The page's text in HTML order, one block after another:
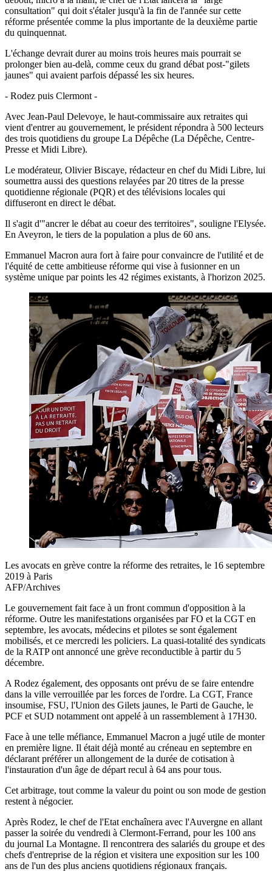
consultation" qui doit s'étaler jusqu'à la fin de l'année sur cette
réforme présentée comme la plus importante de la deuxième partie
du quinquennat.
L'échange devrait durer au moins trois heures mais pourrait se
prolonger bien au-delà, comme ceux du grand débat post-"gilets
jaunes" qui avaient parfois dépassé les six heures.
- Rodez puis Clermont -
Avec Jean-Paul Delevoye, le haut-commissaire aux retraites qui
vient d'entrer au gouvernement, le président répondra à 500 lecteurs
des trois quotidiens du groupe La Dépêche (La Dépêche, Centre-
Presse et Midi Libre).
Le modérateur, Olivier Biscaye, rédacteur en chef du Midi Libre, lui
soumettra aussi des questions relayées par 20 titres de la presse
quotidienne régionale (PQR) et des télévisions locales qui
diffuseront en direct le débat.
Il s'agit d'"ancrer le débat au coeur des territoires", souligne l'Elysée.
En Aveyron, le tiers de la population a plus de 60 ans.
Emmanuel Macron aura fort à faire pour convaincre de l'utilité et de
l'équité de cette ambitieuse réforme qui vise à fusionner en un
système unique par points les 42 régimes existants, à l'horizon 2025.
Les avocats en grève contre la réforme des retraites, le 16 septembre
2019 à Paris
AFP/Archives
Le gouvernement fait face à un front commun d'opposition à la
réforme. Outre les manifestations organisées par FO et la CGT en
septembre, les avocats, médecins et pilotes se sont également
mobilisés, et ce mercredi les policiers. La quasi-totalité des syndicats
de la RATP ont annoncé une grève reconductible à partir du 5
décembre.
A Rodez également, des opposants ont prévu de se faire entendre
dans la ville verrouillée par les forces de l'ordre. La CGT, France
insoumise, FSU, l'Union des Gilets jaunes, le Parti de Gauche, le
PCF et SUD notamment ont appelé à un rassemblement à 17H30.
Face à une telle méfiance, Emmanuel Macron a jugé utile de monter
en première ligne. Il était déjà monté au créneau en septembre en
déclarant préférer un allongement de la durée de cotisation à
l'instauration d'un âge de départ recul à 64 ans pour tous.
Cet arbitrage, tout comme la valeur du point ou son mode de gestion
restent à négocier.
Après Rodez, le chef de l'Etat enchaînera avec l'Auvergne en allant
passer la soirée du vendredi à Clermont-Ferrand, pour les 100 ans
du journal La Montagne. Il rencontrera des salariés du groupe et des
chefs d'entreprise de la région et visitera une exposition sur les 100
ans de l'un des plus anciens quotidiens régionaux français.